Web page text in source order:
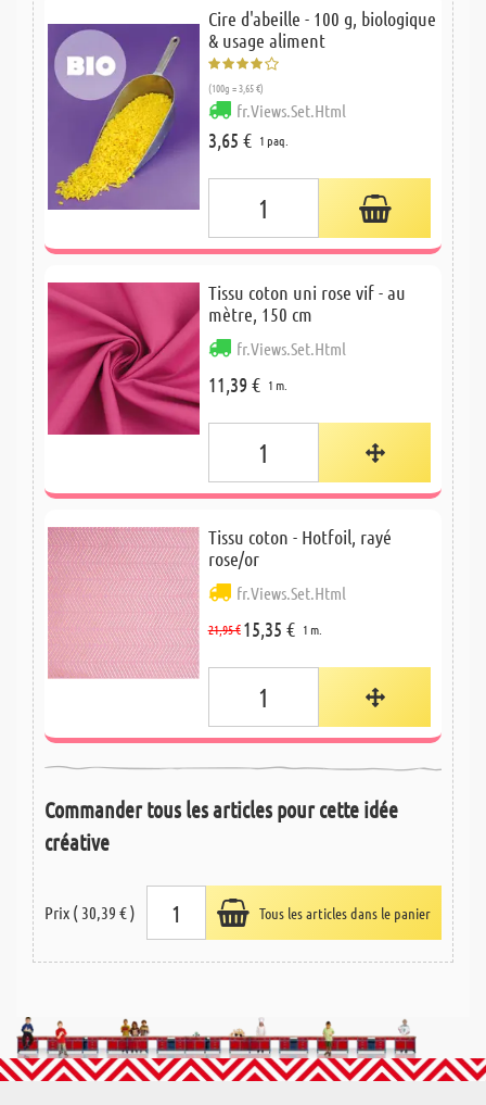
Cire d'abeille - 100 g, biologique
& usage aliment
(100g = 3,65 €)
fr.Views.Set.Html
3,65 € 1 paq.
Tissu coton uni rose vif - au
mètre, 150 cm
fr.Views.Set.Html
11,39 € 1 m.
Tissu coton - Hotfoil, rayé
rose/or
fr.Views.Set.Html
21,95 € 15,35 € 1 m.
Commander tous les articles pour cette idée
créative
Prix ( 30,39 € ) Tous les articles dans le panier